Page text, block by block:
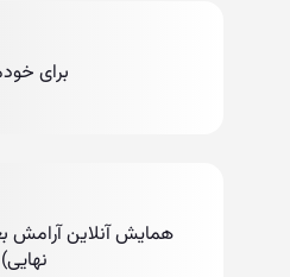
برای
همایش آنلاین آرامش
نهایی)